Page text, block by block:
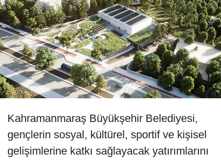
Kahramanmaraş Büyükşehir Belediyesi,
gençlerin sosyal, kültürel, sportif ve kişisel
gelişimlerine katkı sağlayacak yatırımlarını